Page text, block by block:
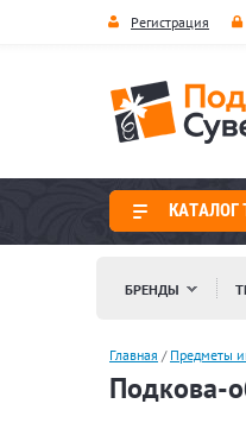
Регистрация
КАТАЛОГ
БРЕНДЫ
Главная / Предметы
Подкова-